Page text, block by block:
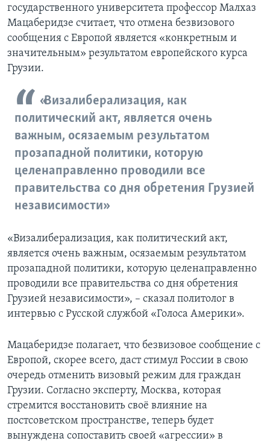
государственного университета профессор Малхаз
Мацаберидзе считает, что отмена безвизового
сообщения с Европой является «конкретным и
значительным» результатом европейского курса
Грузии.
«Визалиберализация, как
политический акт, является очень
важным, осязаемым результатом
прозападной политики, которую
целенаправленно проводили все
правительства со дня обретения Грузией
независимости»
«Визалиберализация, как политический акт,
является очень важным, осязаемым результатом
прозападной политики, которую целенаправленно
проводили все правительства со дня обретения
Грузией независимости», – сказал политолог в
интервью с Русской службой «Голоса Америки».
Мацаберидзе полагает, что безвизовое сообщение с
Европой, скорее всего, даст стимул России в свою
очередь отменить визовый режим для граждан
Грузии. Согласно эксперту, Москва, которая
стремится восстановить своё влияние на
постсоветском пространстве, теперь будет
вынуждена сопоставить своей «агрессии» в